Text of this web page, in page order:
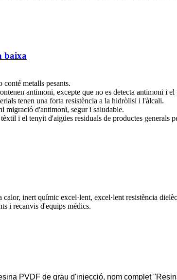
baixa
metalls pesants.
antimoni, excepte que no es detecta antimoni i
tenen una forta resistència a la hidròlisi i l'àlcali.
migració d'antimoni, segur i saludable.
i el tenyit d'aigües residuals de productes generals
inert químic excel·lent, excel·lent resistència
i recanvis d'equips mèdics.
PVDF de grau d'injecció, nom complet